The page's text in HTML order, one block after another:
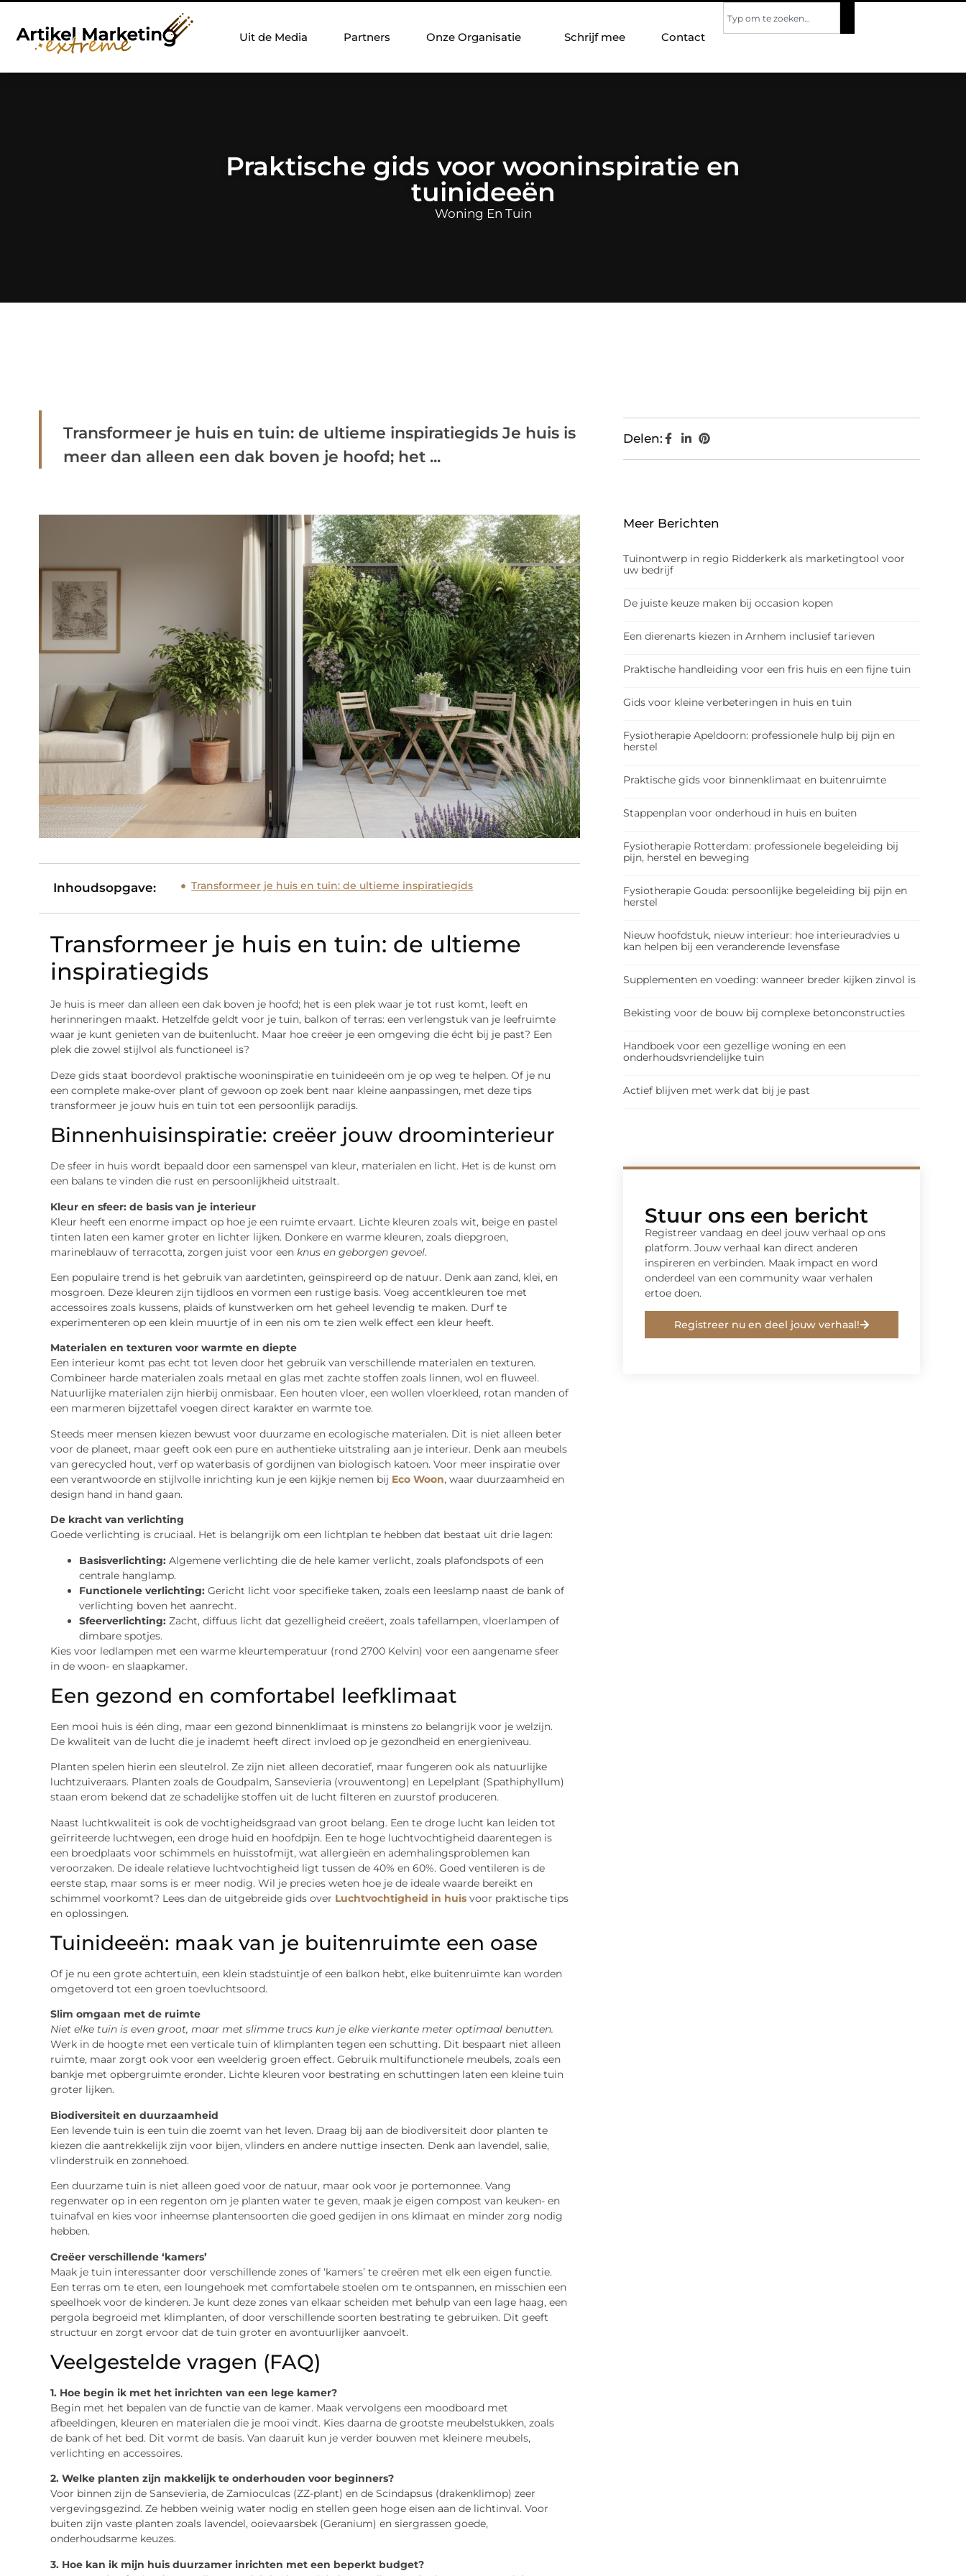
Uit de Media Partners Onze Organisatie Schrijf mee Contact
Praktische gids voor wooninspiratie en
tuinideeën
Woning En Tuin
Transformeer je huis en tuin: de ultieme inspiratiegids Je huis is
meer dan alleen een dak boven je hoofd; het ...
Inhoudsopgave: Transformeer je huis en tuin: de ultieme inspiratiegids
Transformeer je huis en tuin: de ultieme
inspiratiegids
Je huis is meer dan alleen een dak boven je hoofd; het is een plek waar je tot rust komt, leeft en
herinneringen maakt. Hetzelfde geldt voor je tuin, balkon of terras: een verlengstuk van je leefruimte
waar je kunt genieten van de buitenlucht. Maar hoe creëer je een omgeving die écht bij je past? Een
plek die zowel stijlvol als functioneel is?
Deze gids staat boordevol praktische wooninspiratie en tuinideeën om je op weg te helpen. Of je nu
een complete make-over plant of gewoon op zoek bent naar kleine aanpassingen, met deze tips
transformeer je jouw huis en tuin tot een persoonlijk paradijs.
Binnenhuisinspiratie: creëer jouw droominterieur
De sfeer in huis wordt bepaald door een samenspel van kleur, materialen en licht. Het is de kunst om
een balans te vinden die rust en persoonlijkheid uitstraalt.
Kleur en sfeer: de basis van je interieur
Kleur heeft een enorme impact op hoe je een ruimte ervaart. Lichte kleuren zoals wit, beige en pastel
tinten laten een kamer groter en lichter lijken. Donkere en warme kleuren, zoals diepgroen,
marineblauw of terracotta, zorgen juist voor een knus en geborgen gevoel.
Een populaire trend is het gebruik van aardetinten, geïnspireerd op de natuur. Denk aan zand, klei, en
mosgroen. Deze kleuren zijn tijdloos en vormen een rustige basis. Voeg accentkleuren toe met
accessoires zoals kussens, plaids of kunstwerken om het geheel levendig te maken. Durf te
experimenteren op een klein muurtje of in een nis om te zien welk effect een kleur heeft.
Materialen en texturen voor warmte en diepte
Een interieur komt pas echt tot leven door het gebruik van verschillende materialen en texturen.
Combineer harde materialen zoals metaal en glas met zachte stoffen zoals linnen, wol en fluweel.
Natuurlijke materialen zijn hierbij onmisbaar. Een houten vloer, een wollen vloerkleed, rotan manden of
een marmeren bijzettafel voegen direct karakter en warmte toe.
Steeds meer mensen kiezen bewust voor duurzame en ecologische materialen. Dit is niet alleen beter
voor de planeet, maar geeft ook een pure en authentieke uitstraling aan je interieur. Denk aan meubels
van gerecycled hout, verf op waterbasis of gordijnen van biologisch katoen. Voor meer inspiratie over
een verantwoorde en stijlvolle inrichting kun je een kijkje nemen bij Eco Woon, waar duurzaamheid en
design hand in hand gaan.
De kracht van verlichting
Goede verlichting is cruciaal. Het is belangrijk om een lichtplan te hebben dat bestaat uit drie lagen:
Basisverlichting:Algemene verlichting die de hele kamer verlicht, zoals plafondspots of een
centrale hanglamp.
Functionele verlichting:Gericht licht voor specifieke taken, zoals een leeslamp naast de bank of
verlichting boven het aanrecht.
Sfeerverlichting:Zacht, diffuus licht dat gezelligheid creëert, zoals tafellampen, vloerlampen of
dimbare spotjes.
Kies voor ledlampen met een warme kleurtemperatuur (rond 2700 Kelvin) voor een aangename sfeer
in de woon- en slaapkamer.
Een gezond en comfortabel leefklimaat
Een mooi huis is één ding, maar een gezond binnenklimaat is minstens zo belangrijk voor je welzijn.
De kwaliteit van de lucht die je inademt heeft direct invloed op je gezondheid en energieniveau.
Planten spelen hierin een sleutelrol. Ze zijn niet alleen decoratief, maar fungeren ook als natuurlijke
luchtzuiveraars. Planten zoals de Goudpalm, Sansevieria (vrouwentong) en Lepelplant (Spathiphyllum)
staan erom bekend dat ze schadelijke stoffen uit de lucht filteren en zuurstof produceren.
Naast luchtkwaliteit is ook de vochtigheidsgraad van groot belang. Een te droge lucht kan leiden tot
geïrriteerde luchtwegen, een droge huid en hoofdpijn. Een te hoge luchtvochtigheid daarentegen is
een broedplaats voor schimmels en huisstofmijt, wat allergieën en ademhalingsproblemen kan
veroorzaken. De ideale relatieve luchtvochtigheid ligt tussen de 40% en 60%. Goed ventileren is de
eerste stap, maar soms is er meer nodig. Wil je precies weten hoe je de ideale waarde bereikt en
schimmel voorkomt? Lees dan de uitgebreide gids over Luchtvochtigheid in huisvoor praktische tips
en oplossingen.
Tuinideeën: maak van je buitenruimte een oase
Of je nu een grote achtertuin, een klein stadstuintje of een balkon hebt, elke buitenruimte kan worden
omgetoverd tot een groen toevluchtsoord.
Slim omgaan met de ruimte
Niet elke tuin is even groot, maar met slimme trucs kun je elke vierkante meter optimaal benutten.
Werk in de hoogte met een verticale tuin of klimplanten tegen een schutting. Dit bespaart niet alleen
ruimte, maar zorgt ook voor een weelderig groen effect. Gebruik multifunctionele meubels, zoals een
bankje met opbergruimte eronder. Lichte kleuren voor bestrating en schuttingen laten een kleine tuin
groter lijken.
Biodiversiteit en duurzaamheid
Een levende tuin is een tuin die zoemt van het leven. Draag bij aan de biodiversiteit door planten te
kiezen die aantrekkelijk zijn voor bijen, vlinders en andere nuttige insecten. Denk aan lavendel, salie,
vlinderstruik en zonnehoed.
Een duurzame tuin is niet alleen goed voor de natuur, maar ook voor je portemonnee. Vang
regenwater op in een regenton om je planten water te geven, maak je eigen compost van keuken- en
tuinafval en kies voor inheemse plantensoorten die goed gedijen in ons klimaat en minder zorg nodig
hebben.
Creëer verschillende ‘kamers’
Maak je tuin interessanter door verschillende zones of ‘kamers’ te creëren met elk een eigen functie.
Een terras om te eten, een loungehoek met comfortabele stoelen om te ontspannen, en misschien een
speelhoek voor de kinderen. Je kunt deze zones van elkaar scheiden met behulp van een lage haag, een
pergola begroeid met klimplanten, of door verschillende soorten bestrating te gebruiken. Dit geeft
structuur en zorgt ervoor dat de tuin groter en avontuurlijker aanvoelt.
Veelgestelde vragen (FAQ)
1. Hoe begin ik met het inrichten van een lege kamer?
Begin met het bepalen van de functie van de kamer. Maak vervolgens een moodboard met
afbeeldingen, kleuren en materialen die je mooi vindt. Kies daarna de grootste meubelstukken, zoals
de bank of het bed. Dit vormt de basis. Van daaruit kun je verder bouwen met kleinere meubels,
verlichting en accessoires.
2. Welke planten zijn makkelijk te onderhouden voor beginners?
Voor binnen zijn de Sansevieria, de Zamioculcas (ZZ-plant) en de Scindapsus (drakenklimop) zeer
vergevingsgezind. Ze hebben weinig water nodig en stellen geen hoge eisen aan de lichtinval. Voor
buiten zijn vaste planten zoals lavendel, ooievaarsbek (Geranium) en siergrassen goede,
onderhoudsarme keuzes.
3. Hoe kan ik mijn huis duurzamer inrichten met een beperkt budget?
Delen:
Meer Berichten
Tuinontwerp in regio Ridderkerk als marketingtool voor
uw bedrijf
De juiste keuze maken bij occasion kopen
Een dierenarts kiezen in Arnhem inclusief tarieven
Praktische handleiding voor een fris huis en een fijne tuin
Gids voor kleine verbeteringen in huis en tuin
Fysiotherapie Apeldoorn: professionele hulp bij pijn en
herstel
Praktische gids voor binnenklimaat en buitenruimte
Stappenplan voor onderhoud in huis en buiten
Fysiotherapie Rotterdam: professionele begeleiding bij
pijn, herstel en beweging
Fysiotherapie Gouda: persoonlijke begeleiding bij pijn en
herstel
Nieuw hoofdstuk, nieuw interieur: hoe interieuradvies u
kan helpen bij een veranderende levensfase
Supplementen en voeding: wanneer breder kijken zinvol is
Bekisting voor de bouw bij complexe betonconstructies
Handboek voor een gezellige woning en een
onderhoudsvriendelijke tuin
Actief blijven met werk dat bij je past
Stuur ons een bericht
Registreer vandaag en deel jouw verhaal op ons
platform. Jouw verhaal kan direct anderen
inspireren en verbinden. Maak impact en word
onderdeel van een community waar verhalen
ertoe doen.
Registreer nu en deel jouw verhaal!